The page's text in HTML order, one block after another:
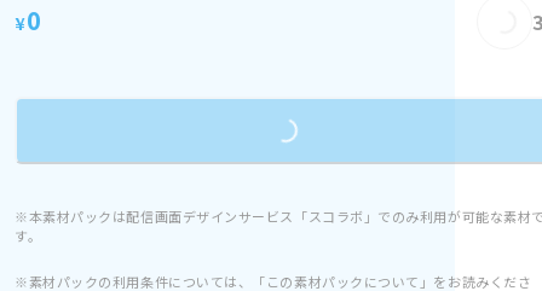
¥0
Loading...
※本素材パックは配信画面デザインサービス「スコラボ」でのみ利用が可能な素材
す。
※素材パックの利用条件については、「この素材パックについて」をお読みくださ